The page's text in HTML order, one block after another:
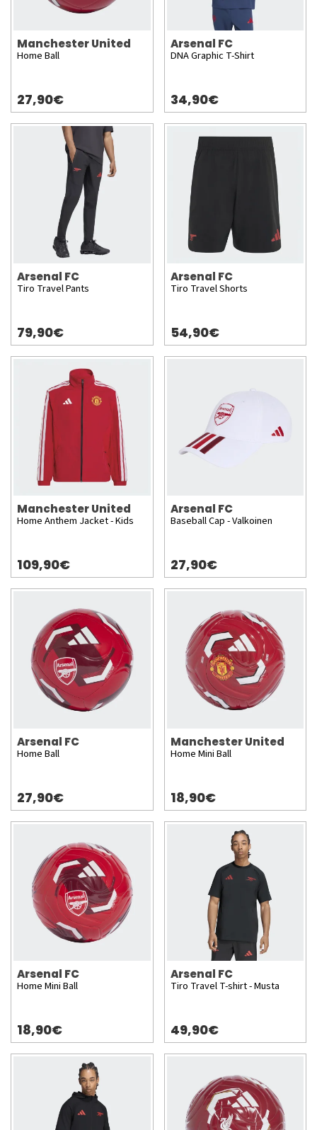
Manchester United
Home Ball
27,90€
Arsenal FC
DNA Graphic T-Shirt
34,90€
Arsenal FC
Tiro Travel Pants
79,90€
Arsenal FC
Tiro Travel Shorts
54,90€
Manchester United
Home Anthem Jacket - Kids
109,90€
Arsenal FC
Baseball Cap - Valkoinen
27,90€
Arsenal FC
Home Ball
27,90€
Manchester United
Home Mini Ball
18,90€
Arsenal FC
Home Mini Ball
18,90€
Arsenal FC
Tiro Travel T-shirt - Musta
49,90€